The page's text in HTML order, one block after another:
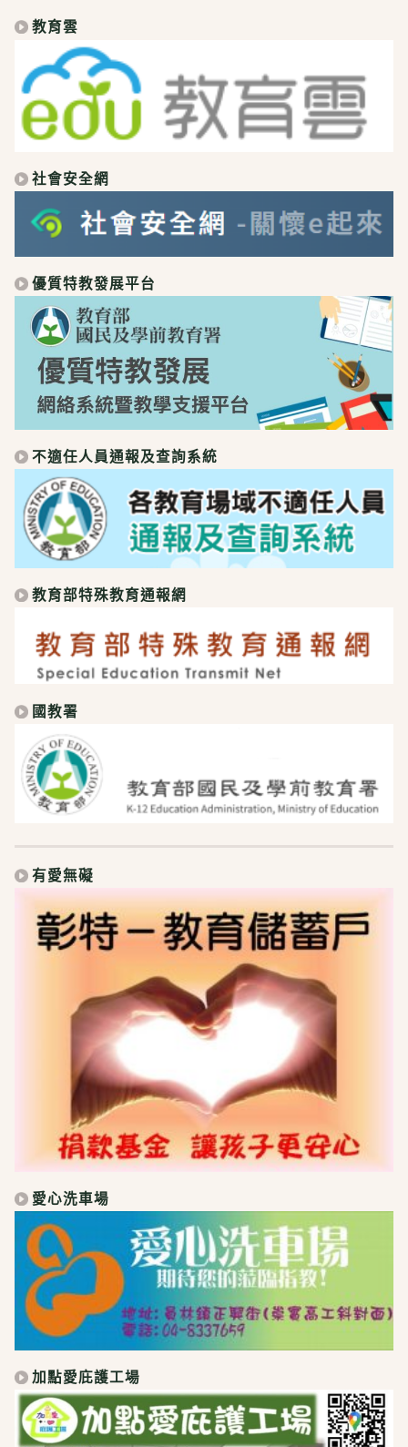
教育雲
社會安全網
優質特教發展平台
不適任人員通報及查詢系統
教育部特殊教育通報網
國教署
有愛無礙
愛心洗車場
加點愛庇護工場